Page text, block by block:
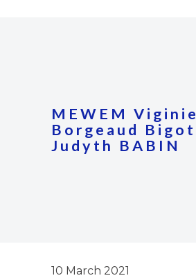
MEWEM Viginie
Borgeaud Bigot
Judyth BABIN
10 March 2021